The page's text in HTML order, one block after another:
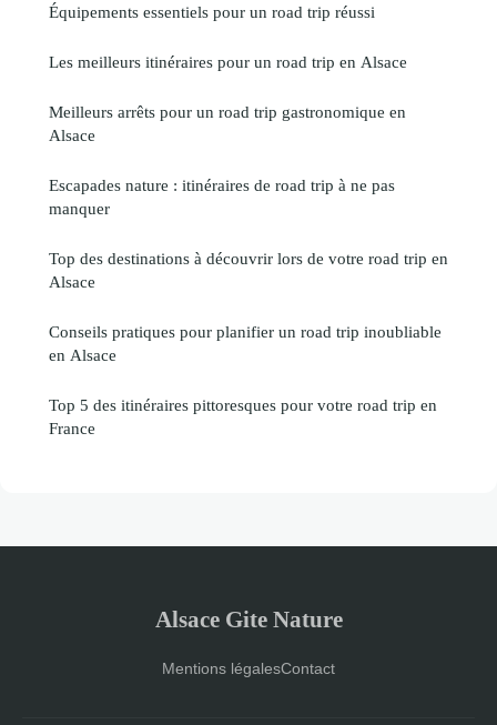
Équipements essentiels pour un road trip réussi
Les meilleurs itinéraires pour un road trip en Alsace
Meilleurs arrêts pour un road trip gastronomique en
Alsace
Escapades nature : itinéraires de road trip à ne pas
manquer
Top des destinations à découvrir lors de votre road trip en
Alsace
Conseils pratiques pour planifier un road trip inoubliable
en Alsace
Top 5 des itinéraires pittoresques pour votre road trip en
France
Alsace Gite Nature
Mentions légalesContact